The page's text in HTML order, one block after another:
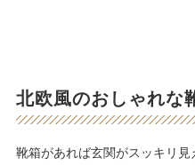
北欧風のおしゃれな
靴箱があれば玄関がスッキリ